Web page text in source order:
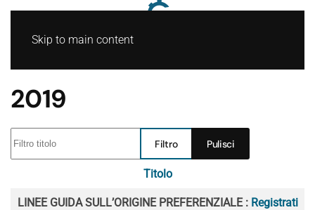
Skip to main content
2019
Filtro Pulisci
Articoli
Titolo
LINEE GUIDA SULL’ORIGINE PREFERENZIALE : Registrati